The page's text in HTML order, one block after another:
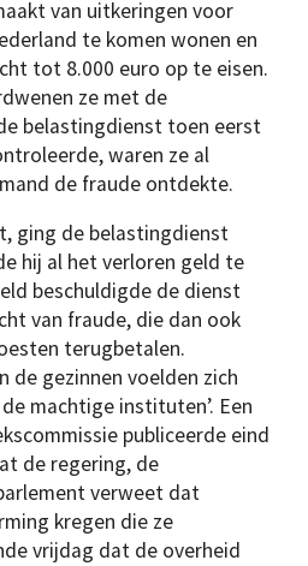
van uitkeringen voor
te komen wonen en
tot 8.000 euro op te eisen.
ze met de
belastingdienst toen eerst
waren ze al
de fraude ontdekte.
ging de belastingdienst
hij al het verloren geld te
beschuldigde de dienst
van fraude, die dan ook
terugbetalen.
de gezinnen voelden zich
machtige instituten’. Een
publiceerde eind
de regering, de
verweet dat
kregen die ze
vrijdag dat de overheid